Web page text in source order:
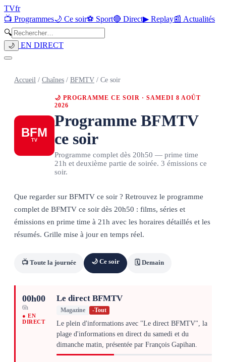
TVfr
📺 Programmes🌙 Ce soir⚽ Sport🔴 Direct▶ Replay📰 Actualités
🔍
🌙 EN DIRECT
Accueil / Chaînes / BFMTV / Ce soir
🌙 PROGRAMME CE SOIR · SAMEDI 8 AOÛT
2026
Programme BFMTV
ce soir
Programme complet dès 20h50 — prime time
21h et deuxième partie de soirée. 3 émissions ce
soir.
Que regarder sur BFMTV ce soir ? Retrouvez le programme
complet de BFMTV ce soir dès 20h50 : films, séries et
émissions en prime time à 21h avec les horaires détaillés et les
résumés. Grille mise à jour en temps réel.
📺 Toute la journée 🌙 Ce soir 🗓 Demain
00h00
6h
● EN
DIRECT
Le direct BFMTV
Magazine -Tout
Le plein d'informations avec "Le direct BFMTV", la
plage d'informations en direct du samedi et du
dimanche matin, présentée par François Gapihan.